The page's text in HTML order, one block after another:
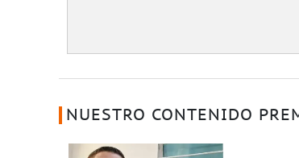
NUESTRO CONTENIDO